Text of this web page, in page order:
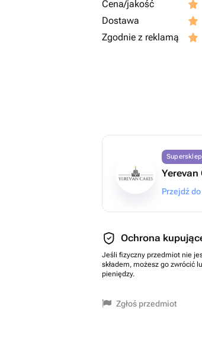
Cena/jakość
Dostawa
Zgodnie z reklamą
Supersklep
Yerevan
Przejdź
Ochrona
Jeśli fizyczny przedmiot nie
składem, możesz go zwrócić
pieniędzy.
Zgłoś przedmiot